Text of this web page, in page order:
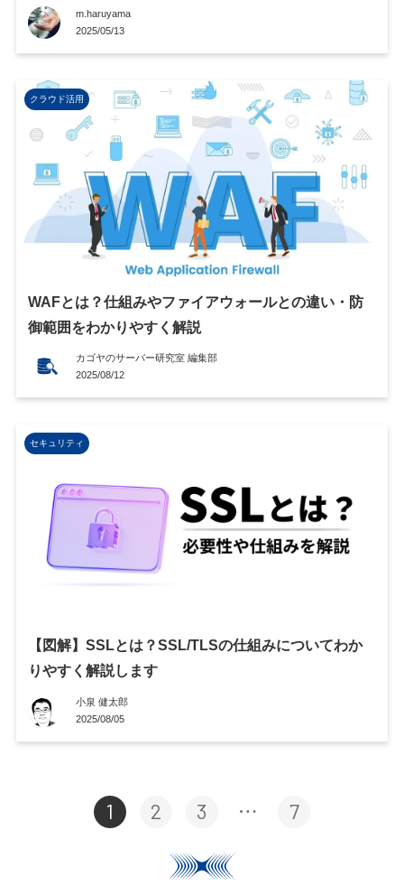
m.haruyama
2025/05/13
クラウド活用
WAFとは？仕組みやファイアウォールとの違い・防
御範囲をわかりやすく解説
カゴヤのサーバー研究室 編集部
2025/08/12
セキュリティ
【図解】SSLとは？SSL/TLSの仕組みについてわか
りやすく解説します
小泉 健太郎
2025/08/05
1 2 3 7